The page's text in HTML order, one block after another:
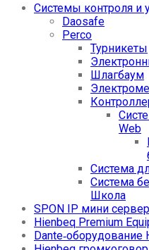
Системы контроля и
Daosafe
Perco
Турникеты
Шлагбаум
Web
Система
Система
Школа
SPON IP мини
Hienbeq Premium
Dante‑оборудование